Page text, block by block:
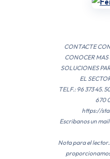
CONTACTE
CONOCER MAS
SOLUCIONES
EL
TELF.: 96 373 45.
670
https://
Escribanos un
Nota para el